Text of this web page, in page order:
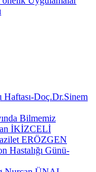
Haftası-Doç.Dr.Sinem
Bilmemiz
İKİZCELİ
ERÖZGEN
Hastalığı Günü-